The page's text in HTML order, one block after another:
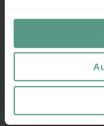
Interaktion mit
Scrolls (immer
Klicks auf externe
Interne
Interaktion mit
Dateidownloads